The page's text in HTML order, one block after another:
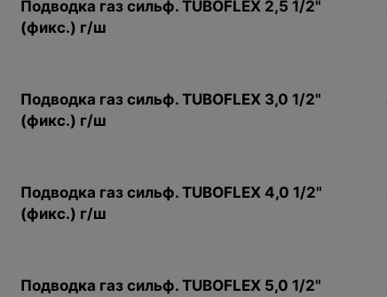
Подводка газ сильф. TUBOFLEX 2,5 1/2"
(фикс.) г/ш
Подводка газ сильф. TUBOFLEX 3,0 1/2"
(фикс.) г/ш
Подводка газ сильф. TUBOFLEX 4,0 1/2"
(фикс.) г/ш
Подводка газ сильф. TUBOFLEX 5,0 1/2"